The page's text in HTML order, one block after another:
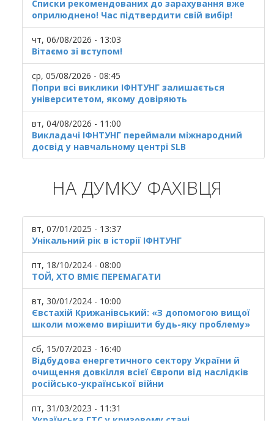
Списки рекомендованих до зарахування вже
оприлюднено! Час підтвердити свій вибір!
чт, 06/08/2026 - 13:03
Вітаємо зі вступом!
ср, 05/08/2026 - 08:45
Попри всі виклики ІФНТУНГ залишається
університетом, якому довіряють
вт, 04/08/2026 - 11:00
Викладачі ІФНТУНГ переймали міжнародний
досвід у навчальному центрі SLB
НА ДУМКУ ФАХІВЦЯ
вт, 07/01/2025 - 13:37
Унікальний рік в історії ІФНТУНГ
пт, 18/10/2024 - 08:00
ТОЙ, ХТО ВМІЄ ПЕРЕМАГАТИ
вт, 30/01/2024 - 10:00
Євстахій Крижанівський: «З допомогою вищої
школи можемо вирішити будь-яку проблему»
сб, 15/07/2023 - 16:40
Відбудова енергетичного сектору України й
очищення довкілля всієї Європи від наслідків
російсько-української війни
пт, 31/03/2023 - 11:31
Українська ГТС у кризовому стані